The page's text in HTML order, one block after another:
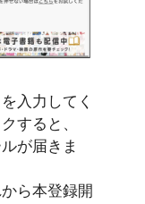
入力してく
すると、
が届きま
ら本登録開